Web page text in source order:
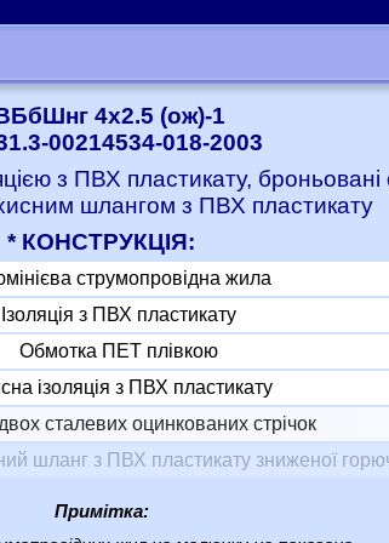
4x2.5 (ож)-1
00214534-018-2003
з ПВХ пластикату,
шлангом з ПВХ пластикату
* КОНСТРУКЦІЯ:
струмопровідна жила
Ізоляція з ПВХ пластикату
Обмотка ПЕТ плівкою
ізоляція з ПВХ пластикату
сталевих оцинкованих стрічок
шланг з ПВХ пластикату зниженої
Примітка: